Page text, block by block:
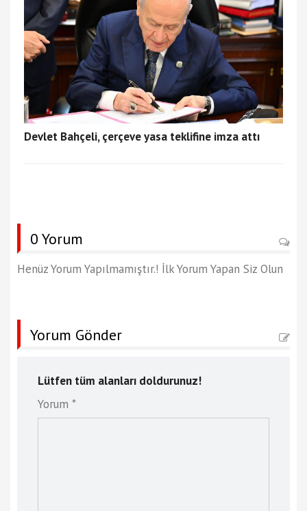
Devlet Bahçeli, çerçeve yasa teklifine imza attı
0 Yorum
Henüz Yorum Yapılmamıştır.! İlk Yorum Yapan Siz Olun
Yorum Gönder
Lütfen tüm alanları doldurunuz!
Yorum *